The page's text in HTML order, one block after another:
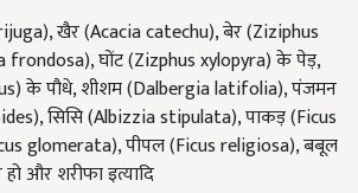
खैर (Acacia catechu), बेर (Ziziphus
frondosa), घोंट (Zizphus xylopyra) के पेड़,
के पौधे, शीशम (Dalbergia latifolia), पंजमन
सिसि (Albizzia stipulata), पाकड़ (Ficus
glomerata), पीपल (Ficus religiosa), बबूल
और शरीफा इत्यादि